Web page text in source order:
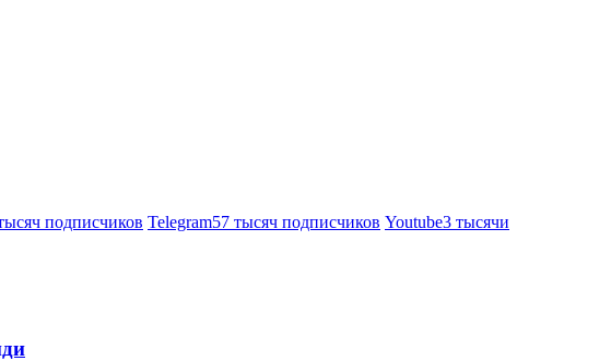
подписчиков Telegram57 тысяч подписчиков Youtube3 тысячи